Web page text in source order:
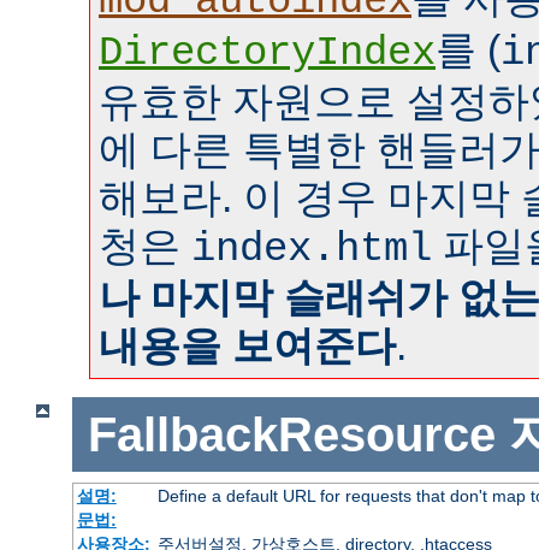
DirectoryIndex를 (
유효한 자원으로 설정
에 다른 특별한 핸들러
해보라. 이 경우 마지막
청은 index.html 파일
나 마지막 슬래쉬가 없
내용을 보여준다.
FallbackResource
설명:
Define a default URL for requests that don't map
문법:
사용장소: 주서버설정, 가상호스트, directory, .htaccess